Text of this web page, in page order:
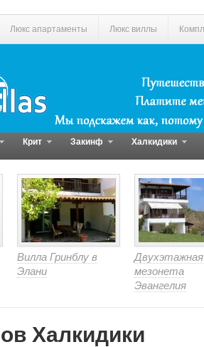
Люкс апартаменты Люкс виллы
Крит Закинф Халкидики
Вилла Гринблу в
Элани
Двухэтажная
мезонета
Эвангелия
Халкидики